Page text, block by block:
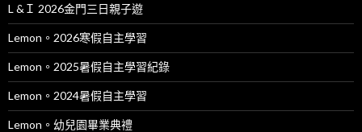
L &Ｉ 2026金門三日親子遊
Lemon。2026寒假自主學習
Lemon。2025暑假自主學習紀錄
Lemon。2024暑假自主學習
Lemon。幼兒園畢業典禮